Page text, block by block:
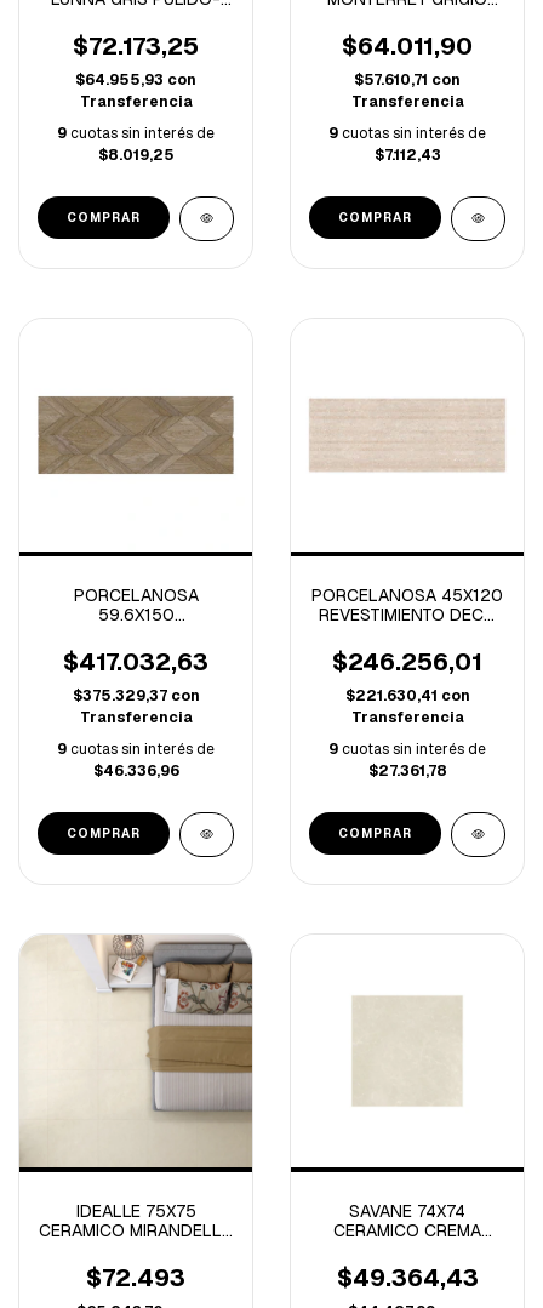
$72.173,25
$64.955,93 con
Transferencia
9cuotas sin interés de
$8.019,25
$64.011,90
$57.610,71 con
Transferencia
9cuotas sin interés de
$7.112,43
PORCELANOSA
59.6X150
DIAMOND 3D ROBLE
RECTIFICADO.-2.68
M/C
$417.032,63
$375.329,37 con
Transferencia
9cuotas sin interés de
$46.336,96
PORCELANOSA 45X120
REVESTIMIENTO DECO
RECT.-1.62 M/C
$246.256,01
$221.630,41 con
Transferencia
9cuotas sin interés de
$27.361,78
IDEALLE 75X75
CERAMICO MIRANDELLA
M/C-
$72.493
SAVANE 74X74
CERAMICO CREMA
1.62 M/C-
$49.364,43